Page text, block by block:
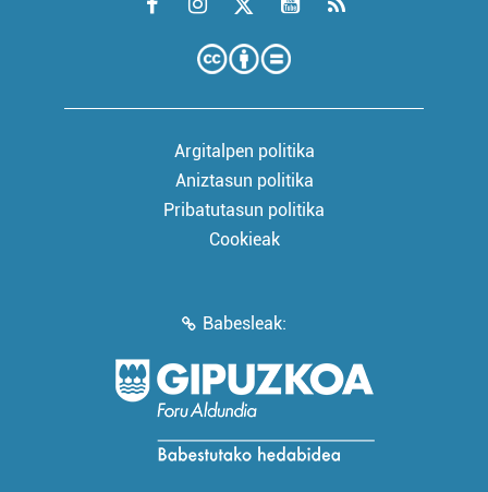
Argitalpen politika
Aniztasun politika
Pribatutasun politika
Cookieak
Babesleak: